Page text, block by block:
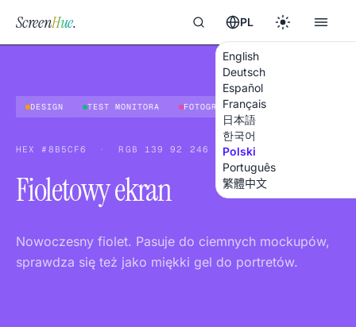
ScreenHue. PL
English
Deutsch
Español
Français
日本語
한국어
Polski
Português
繁體中文
DESIGN TEST MONITORA FOTOGRAFIA
HEX#8B5CF6 · RGB 139 92 246
Fioletowy ekran
Nowoczesny fiolet. Pasuje do ciemnych mockupów,
sprawdza się też jako miękki gel do portretów.